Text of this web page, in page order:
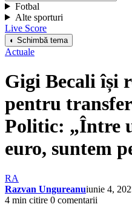
Fotbal
Alte sporturi
Live Score
◐ Schimbă tema
Actuale
Gigi Becali își
pentru
Politic: „Între
euro, suntem
RA
Razvan Ungureanuiunie 4,
4 min citire 0 comentarii